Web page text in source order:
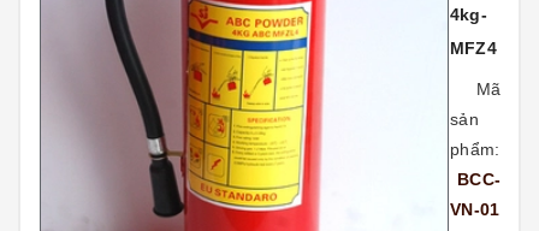
4kg-
MFZ4
Mã
sản
phẩm:
BCC-
VN-01